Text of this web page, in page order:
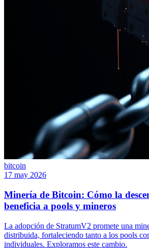
bitcoin
17 may 2026
Minería de Bitcoin: Cómo la
beneficia a pools y mineros
La adopción de StratumV2 promete una
distribuida, fortaleciendo tanto a los pools
individuales. Exploramos este cambio.